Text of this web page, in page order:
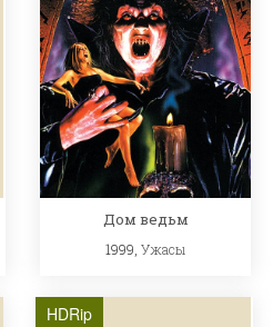
Дом ведьм
1999,Ужасы
HDRip